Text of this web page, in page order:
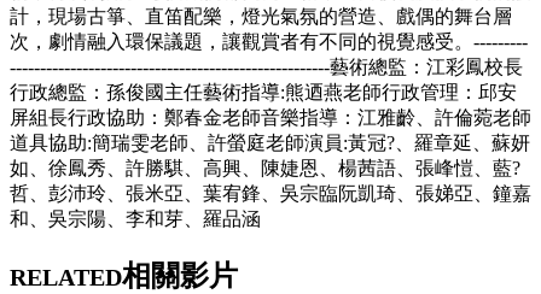
計，現場古箏、直笛配樂，燈光氣氛的營造、戲偶的舞台層
次，劇情融入環保議題，讓觀賞者有不同的視覺感受。---------
-----------------------------------------------------藝術總監：江彩鳳校長
行政總監：孫俊國主任藝術指導:熊迺燕老師行政管理：邱安
屏組長行政協助：鄭春金老師音樂指導：江雅齡、許倫菀老師
道具協助:簡瑞雯老師、許螢庭老師演員:黃冠?、羅章延、蘇妍
如、徐鳳秀、許勝騏、高興、陳婕恩、楊茜語、張峰愷、藍?
哲、彭沛玲、張米亞、葉宥鋒、吳宗臨阮凱琦、張娣亞、鐘嘉
和、吳宗陽、李和芽、羅品涵
RELATED相關影片